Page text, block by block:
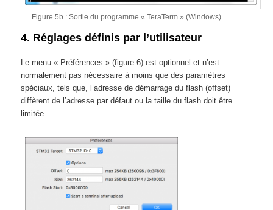
Figure 5b : Sortie du programme « TeraTerm » (Windows)
4. Réglages définis par l’utilisateur
Le menu « Préférences » (figure 6) est optionnel et n’est
normalement pas nécessaire à moins que des paramètres
spéciaux, tels que, l’adresse de démarrage du flash (offset)
diffèrent de l’adresse par défaut ou la taille du flash doit être
limitée.